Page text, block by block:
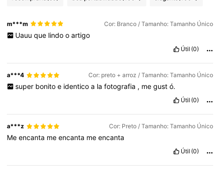
m***m Cor: Branco / Tamanho: Tamanho Único
Uauu que lindo o artigo
Útil (0)
a***4 Cor: preto + arroz / Tamanho: Tamanho Único
super bonito e identico a la fotografia , me gust ó.
Útil (0)
a***z Cor: Preto / Tamanho: Tamanho Único
Meencanta meencanta meencanta
Útil (0)